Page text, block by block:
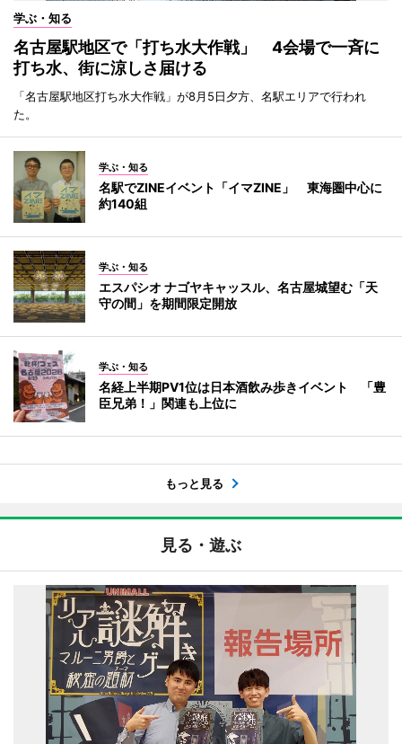
学ぶ・知る
名古屋駅地区で「打ち水大作戦」 4会場で一斉に
打ち水、街に涼しさ届ける
「名古屋駅地区打ち水大作戦」が8月5日夕方、名駅エリアで行われ
た。
学ぶ・知る
名駅でZINEイベント「イマZINE」 東海圏中心に
約140組
学ぶ・知る
エスパシオ ナゴヤキャッスル、名古屋城望む「天
守の間」を期間限定開放
学ぶ・知る
名経上半期PV1位は日本酒飲み歩きイベント 「豊
臣兄弟！」関連も上位に
もっと見る
見る・遊ぶ